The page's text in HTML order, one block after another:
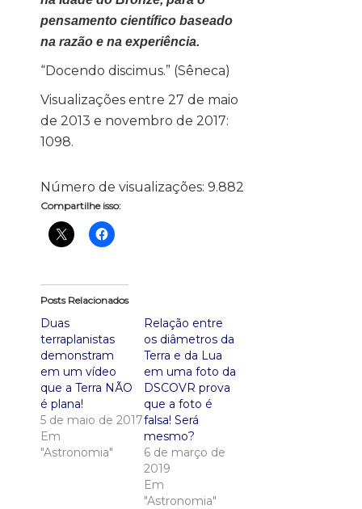
pensamento científico baseado
na razão e na experiência.
“Docendo discimus.” (Sêneca)
Visualizações entre 27 de maio
de 2013 e novembro de 2017:
1098.
Número de visualizações: 9.882
Compartilhe isso:
Posts Relacionados
Duas
terraplanistas
demonstram
em um vídeo
que a Terra NÃO
é plana!
5 de maio de 2017
Em
"Astronomia"
Relação entre
os diâmetros da
Terra e da Lua
em uma foto da
DSCOVR prova
que a foto é
falsa! Será
mesmo?
6 de março de
2019
Em
"Astronomia"